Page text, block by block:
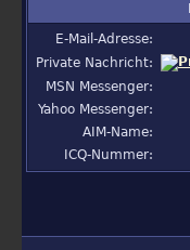
E-Mail-Adresse:
Private Nachricht:
MSN Messenger:
Yahoo Messenger:
AIM-Name:
ICQ-Nummer: